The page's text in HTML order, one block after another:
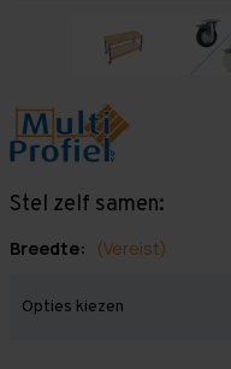
Stel zelf samen:
Breedte: (Vereist)